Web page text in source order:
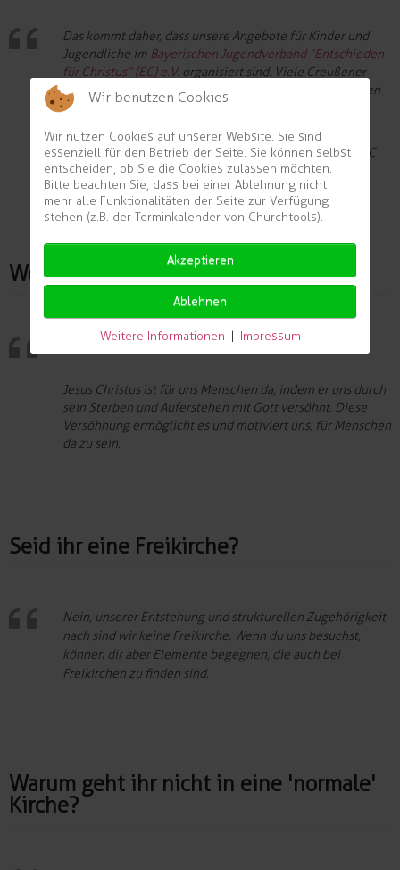
Das kommt daher, dass unsere Angebote für Kinder und
Jugendliche im Bayerischen Jugendverband “Entschieden
für Christus” (EC) e.V. organisiert sind. Viele Creußener
haben sich in ihrer Kindheit und Jugend bei uns getroffen
und den Namen "EC" geprägt.
Der EC Creußen besteht bis heute als Ortsgruppe des EC
Bayern.
Wofür steht ihr?
Unser Gemeindemotto ist "für DICH da".
Jesus Christus ist für uns Menschen da, indem er uns durch
sein Sterben und Auferstehen mit Gott versöhnt. Diese
Versöhnung ermöglicht es und motiviert uns, für Menschen
da zu sein.
Seid ihr eine Freikirche?
Nein, unserer Entstehung und strukturellen Zugehörigkeit
nach sind wir keine Freikirche. Wenn du uns besuchst,
können dir aber Elemente begegnen, die auch bei
Freikirchen zu finden sind.
Warum geht ihr nicht in eine 'normale'
Kirche?
Wir benutzen Cookies
Wir nutzen Cookies auf unserer Website. Sie sind
essenziell für den Betrieb der Seite. Sie können selbst
entscheiden, ob Sie die Cookies zulassen möchten.
Bitte beachten Sie, dass bei einer Ablehnung nicht
mehr alle Funktionalitäten der Seite zur Verfügung
stehen (z.B. der Terminkalender von Churchtools).
Akzeptieren
Ablehnen
Weitere Informationen | Impressum